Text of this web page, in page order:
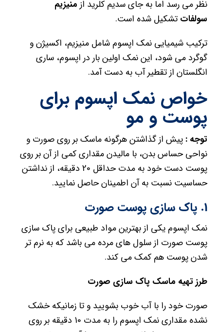
نظر می رسد اما به جای سدیم کلرید از منیزیم
سولفات تشکیل شده است.
ترکیب شیمیایی نمک اپسوم شامل منیزیم، اکسیژن و
گوگرد می شود، این نمک اولین بار در اپسوم، ساری
انگلستان از تقطیر آب به دست آمد.
خواص نمک اپسوم برای
پوست و مو
توجه : پیش از گذاشتن هرگونه ماسک بر روی صورت و
نواحی حساس بدن، با مالیدن مقداری کمی از آن بر روی
پوست دست خود به مدت حداقل 20 دقیقه، از نداشتن
حساسیت نسبت به آن اطمینان حاصل نمایید.
1. پاک سازی پوست صورت
نمک اپسوم یکی از بهترین مواد طبیعی برای پاک سازی
پوست صورت از سلول های مرده می باشد که به نرم تر
شدن پوست هم کمک می کند.
طرز تهیه ماسک پاک سازی صورت
صورت خود را با آب خوب بشویید و تا زمانیکه خشک
نشده مقداری نمک اپسوم را به مدت 10 دقیقه بر روی